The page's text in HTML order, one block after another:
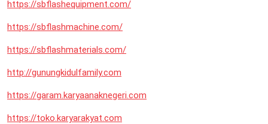
https://sbflashequipment.com/
https://sbflashmachine.com/
https://sbflashmaterials.com/
http://gunungkidulfamily.com
https://garam.karyaanaknegeri.com
https://toko.karyarakyat.com